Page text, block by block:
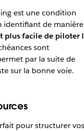
est une condition
identifiant de manière
plus facile de piloter
sont
par la suite de
sur la bonne voie.
pour structurer vos